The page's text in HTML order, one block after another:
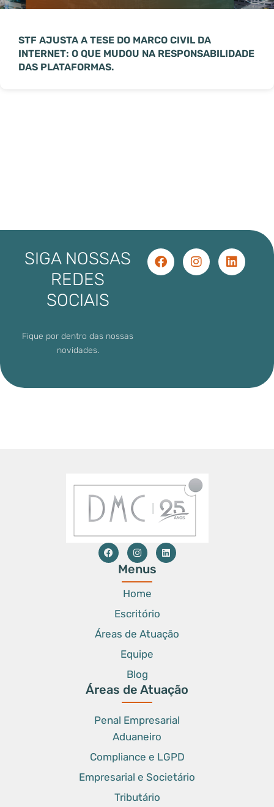
STF AJUSTA A TESE DO MARCO CIVIL DA
INTERNET: O QUE MUDOU NA RESPONSABILIDADE
DAS PLATAFORMAS.
SIGA NOSSAS
REDES
SOCIAIS
Fique por dentro das nossas
novidades.
Menus
Home
Escritório
Áreas de Atuação
Equipe
Blog
Áreas de Atuação
Penal Empresarial
Aduaneiro
Compliance e LGPD
Empresarial e Societário
Tributário